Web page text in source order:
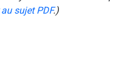
sujet PDF.)